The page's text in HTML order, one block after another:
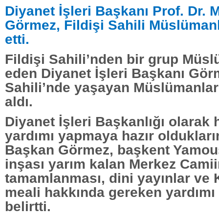
Diyanet İşleri Başkanı Prof. Dr.
Görmez, Fildişi Sahili
etti.
Fildişi Sahili’nden bir grup
eden Diyanet İşleri Başkanı
Sahili’nde yaşayan
aldı.
Diyanet İşleri Başkanlığı olarak
yardımı yapmaya hazır
Başkan Görmez, başkent
inşası yarım kalan Merkez
tamamlanması, dini yayınlar ve
meali hakkında gereken yardımı
belirtti.